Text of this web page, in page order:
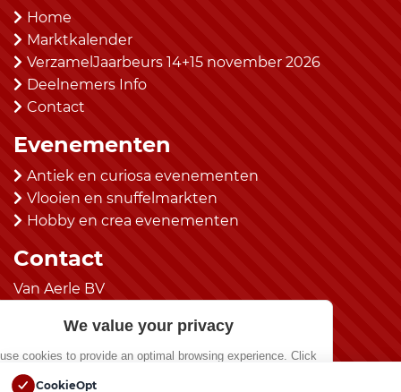
Home
Marktkalender
VerzamelJaarbeurs 14+15 november 2026
Deelnemers Info
Contact
Evenementen
Antiek en curiosa evenementen
Vlooien en snuffelmarkten
Hobby en crea evenementen
Contact
Van Aerle BV
kantoor@vanaerlebv.nl
Social Media
We value your privacy
cookies to provide an optimal browsing experience. Click
CookieOpt